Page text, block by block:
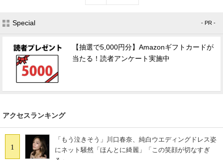
Special - PR -
【抽選で5,000円分】Amazonギフトカードが
当たる！読者アンケート実施中
アクセスランキング
1
「もう泣きそう」川口春奈、純白ウエディングドレス姿
にネット騒然「ほんとに綺麗」「この笑顔が切なすぎ